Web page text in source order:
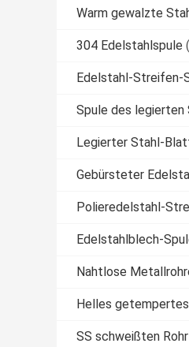
Warm gewalzte
304 Edelstahlspule
Edelstahl-Streifen-
Spule des legierten
Legierter Stahl-
Gebürsteter
Polieredelstahl-
Edelstahlblech-
Nahtlose
Helles
SS schweißten Rohr